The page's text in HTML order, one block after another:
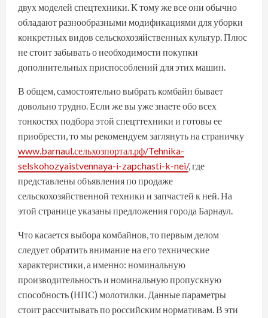
двух моделей спецтехники. К тому же все они обычно
обладают разнообразными модификациями для уборки
конкретных видов сельскохозяйственных культур. Плюс
не стоит забывать о необходимости покупки
дополнительных приспособлений для этих машин.
В общем, самостоятельно выбрать комбайн бывает
довольно трудно. Если же вы уже знаете обо всех
тонкостях подбора этой спецттехники и готовы ее
приобрести, то мы рекомендуем заглянуть на страничку
www.barnaul.сельхозпортал.рф/Tehnika-
selskohozyaistvennaya-i-zapchasti-k-nei/, где
представлены объявления по продаже
сельскохозяйственной техники и запчастей к ней. На
этой странице указаны предложения города Барнаул.
Что касается выбора комбайнов, то первым делом
следует обратить внимание на его технические
характеристики, а именно: номинальную
производительность и номинальную пропускную
способность (НПС) молотилки. Данные параметры
стоит рассчитывать по российским нормативам. В эти